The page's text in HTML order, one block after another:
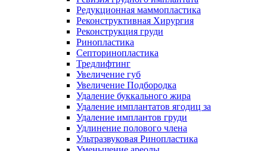
Редукционная маммопластика
Реконструктивная Хирургия
Реконструкция груди
Ринопластика
Септоринопластика
Тредлифтинг
Увеличение губ
Увеличение Подбородка
Удаление буккального жира
Удаление имплантатов ягодиц за
Удаление имплантов груди
Удлинение полового члена
Ультразвуковая Ринопластика